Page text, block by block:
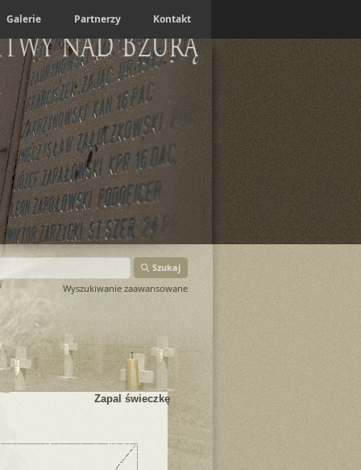
Galerie Partnerzy Kontakt
nad Bzurą
Szukaj
Wyszukiwanie zaawansowane
Zapal świeczkę